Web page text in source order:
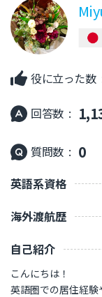
役に立った数
回答数 :
質問数 : 0
英語系資格
海外渡航歴
自己紹介
こんにちは！
英語圏での居住経